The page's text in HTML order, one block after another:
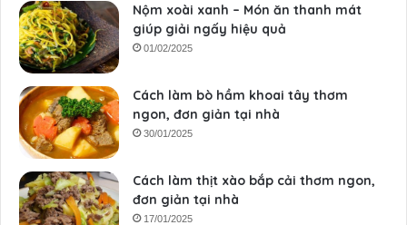
Nộm xoài xanh – Món ăn thanh mát
giúp giải ngấy hiệu quả
01/02/2025
Cách làm bò hầm khoai tây thơm
ngon, đơn giản tại nhà
30/01/2025
Cách làm thịt xào bắp cải thơm ngon,
đơn giản tại nhà
17/01/2025